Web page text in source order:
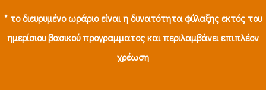
* το διευρυμένο ωράριο είναι η δυνατότητα φύλαξης εκτός του
ημερίσιου βασικού προγραμματος και περιλαμβάνει επιπλέον
χρέωση